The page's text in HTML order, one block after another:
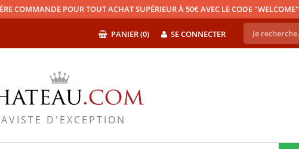
COMMANDE POUR TOUT ACHAT SUPÉRIEUR À 50€ AVEC LE CODE "WELCOME"
SE CONNECTER
PANIER (0)
D'EXCEPTION